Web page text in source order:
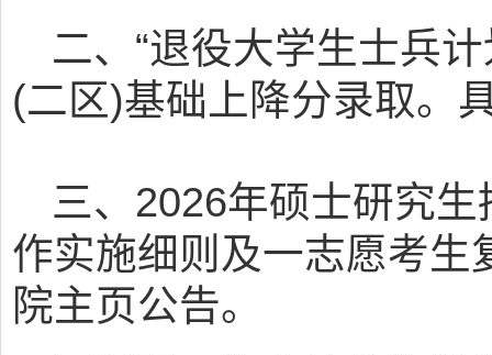
二、“退役大学生士兵
(二区)基础上降分录取。
三、2026年硕士研究
作实施细则及一志愿考生
院主页公告。